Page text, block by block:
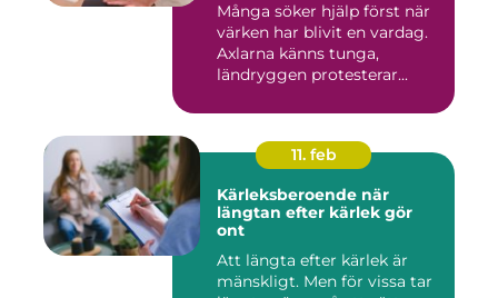
Många söker hjälp först när
värken har blivit en vardag.
Axlarna känns tunga,
ländryggen protesterar...
11. feb
Kärleksberoende när
längtan efter kärlek gör
ont
Att längta efter kärlek är
mänskligt. Men för vissa tar